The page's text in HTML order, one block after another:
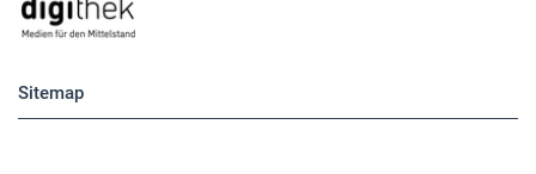
Sitemap